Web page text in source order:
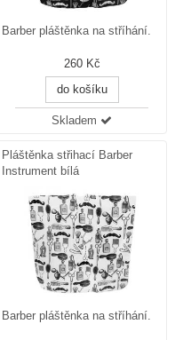
Barber pláštěnka na stříhání.
260 Kč
do košíku
Skladem
Pláštěnka střihací Barber
Instrument bílá
Barber pláštěnka na stříhání.